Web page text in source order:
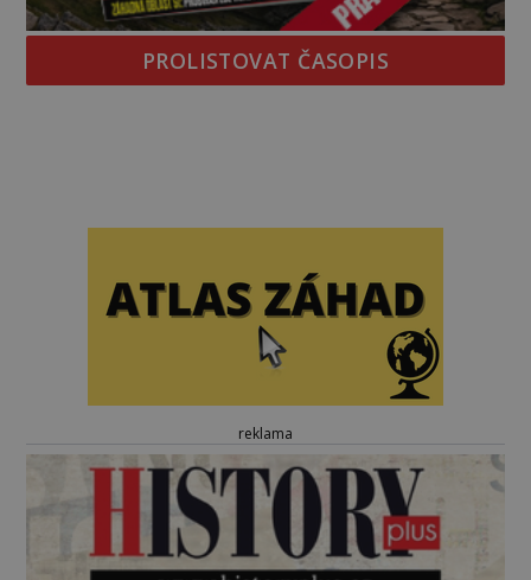
PROLISTOVAT ČASOPIS
reklama